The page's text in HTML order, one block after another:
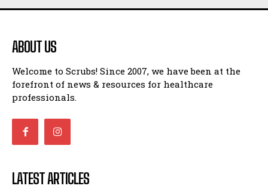
ABOUT US
Welcome to Scrubs! Since 2007, we have been at the
forefront of news & resources for healthcare
professionals.
LATEST ARTICLES